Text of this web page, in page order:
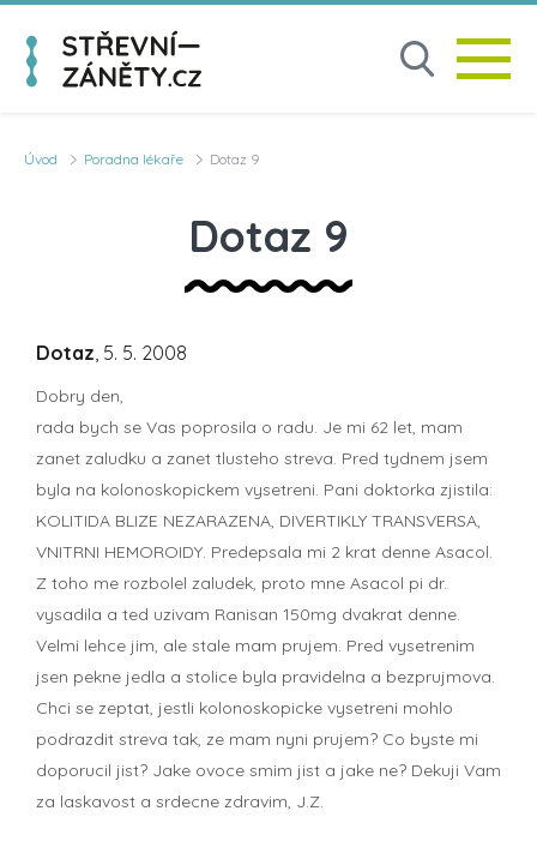
Úvod Poradna lékaře Dotaz 9
Dotaz 9
Dotaz, 5. 5. 2008
Dobry den,
rada bych se Vas poprosila o radu. Je mi 62 let, mam
zanet zaludku a zanet tlusteho streva. Pred tydnem jsem
byla na kolonoskopickem vysetreni. Pani doktorka zjistila:
KOLITIDA BLIZE NEZARAZENA, DIVERTIKLY TRANSVERSA,
VNITRNI HEMOROIDY. Predepsala mi 2 krat denne Asacol.
Z toho me rozbolel zaludek, proto mne Asacol pi dr.
vysadila a ted uzivam Ranisan 150mg dvakrat denne.
Velmi lehce jim, ale stale mam prujem. Pred vysetrenim
jsen pekne jedla a stolice byla pravidelna a bezprujmova.
Chci se zeptat, jestli kolonoskopicke vysetreni mohlo
podrazdit streva tak, ze mam nyni prujem? Co byste mi
doporucil jist? Jake ovoce smim jist a jake ne? Dekuji Vam
za laskavost a srdecne zdravim, J.Z.